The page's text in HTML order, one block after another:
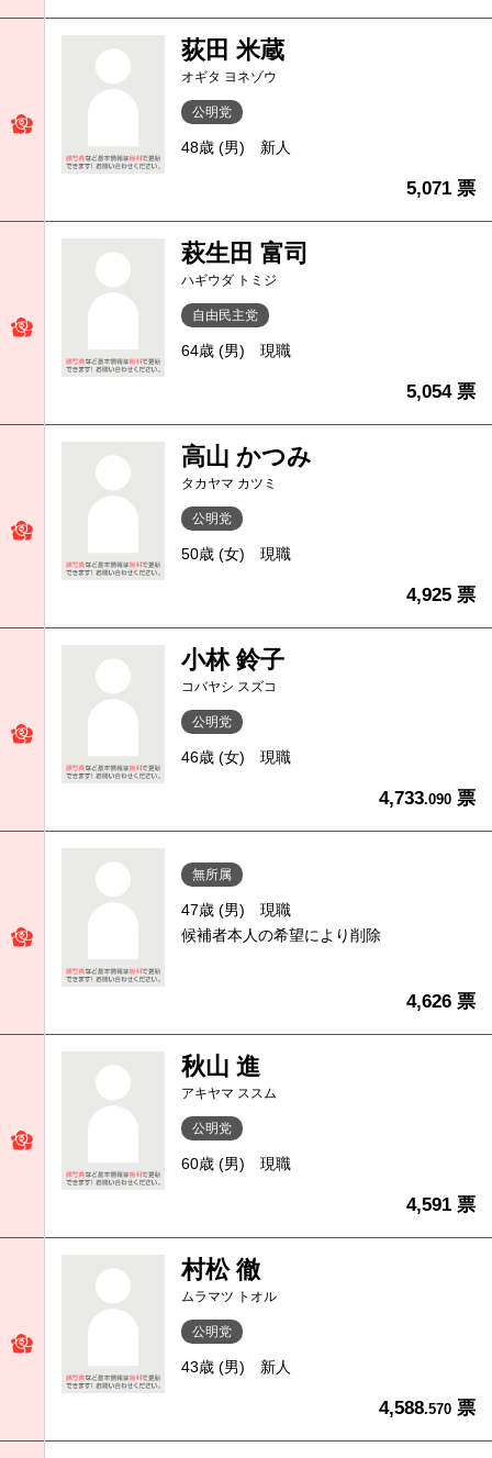
荻田 米蔵
オギタ ヨネゾウ
公明党
48歳 (男) 新人
5,071 票
萩生田 富司
ハギウダ トミジ
自由民主党
64歳 (男) 現職
5,054 票
高山 かつみ
タカヤマ カツミ
公明党
50歳 (女) 現職
4,925 票
小林 鈴子
コバヤシ スズコ
公明党
46歳 (女) 現職
4,733.090 票
無所属
47歳 (男)
現職
候補者本人の希望により削除
4,626 票
秋山 進
アキヤマ ススム
公明党
60歳 (男) 現職
4,591 票
村松 徹
ムラマツ トオル
公明党
43歳 (男) 新人
4,588.570 票